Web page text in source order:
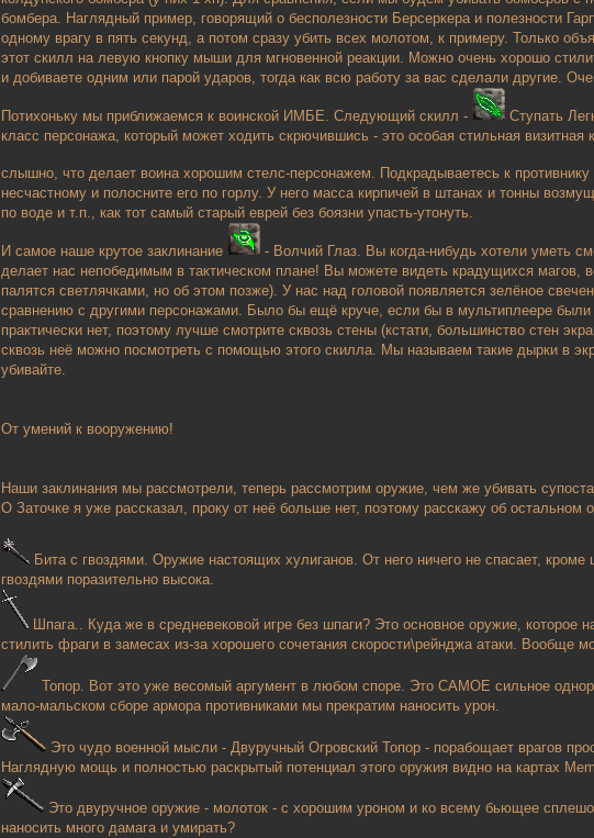
бомбера. Наглядный пример, говорящий о бесполезности Берсеркера и полезности
одному врагу в пять секунд, а потом сразу убить всех молотом, к примеру. Только
этот скилл на левую кнопку мыши для мгновенной реакции. Можно очень хорошо
и добиваете одним или парой ударов, тогда как всю работу за вас сделали другие.
Потихоньку мы приближаемся к воинской ИМБЕ. Следующий скилл -
Ступать
класс персонажа, который может ходить скрючившись - это особая стильная
слышно, что делает воина хорошим стелс-персонажем. Подкрадываетесь к
несчастному и полосните его по горлу. У него масса кирпичей в штанах и тонны
по воде и т.п., как тот самый старый еврей без боязни упасть-утонуть.
И самое наше крутое заклинание - Волчий Глаз. Вы когда-нибудь хотели уметь
делает нас непобедимым в тактическом плане! Вы можете видеть крадущихся магов,
палятся светлячками, но об этом позже). У нас над головой появляется зелёное
сравнению с другими персонажами. Было бы ещё круче, если бы в мультиплеере
практически нет, поэтому лучше смотрите сквозь стены (кстати, большинство стен
сквозь неё можно посмотреть с помощью этого скилла. Мы называем такие дырки в
убивайте.
От умений к вооружению!
Наши заклинания мы рассмотрели, теперь рассмотрим оружие, чем же убивать
О Заточке я уже рассказал, проку от неё больше нет, поэтому расскажу об остальном
Бита с гвоздями. Оружие настоящих хулиганов. От него ничего не спасает,
гвоздями поразительно высока.
Шпага.. Куда же в средневековой игре без шпаги? Это основное оружие, которое
стилить фраги в замесах из-за хорошего сочетания скорости\рейнджа атаки. Вообще
Топор. Вот это уже весомый аргумент в любом споре. Это САМОЕ сильное
мало-мальском сборе армора противниками мы прекратим наносить урон.
Это чудо военной мысли - Двуручный Огровский Топор - порабощает врагов
Наглядную мощь и полностью раскрытый потенциал этого оружия видно на картах
Это двуручное оружие - молоток - с хорошим уроном и ко всему бьющее
наносить много дамага и умирать?